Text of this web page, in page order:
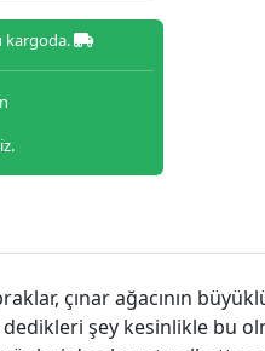
kargoda.
çınar ağacının
şey kesinlikle bu